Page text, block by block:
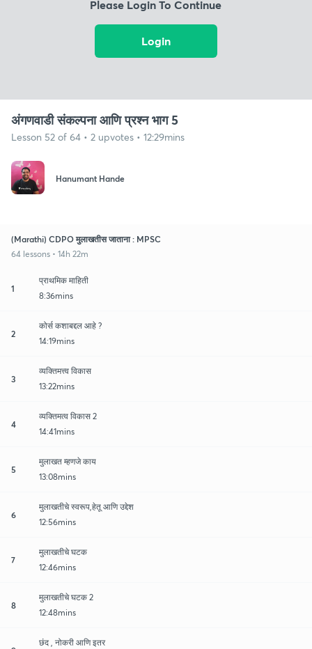
Please Login To Continue
Login
अंगणवाडी संकल्पना आणि प्रश्न भाग 5
Lesson 52 of 64 • 2 upvotes • 12:29mins
Hanumant Hande
(Marathi) CDPO मुलाखतीस जाताना : MPSC
64 lessons • 14h 22m
1
प्राथमिक माहिती
8:36mins
2
कोर्स कशाबद्दल आहे ?
14:19mins
3
व्यक्तिमत्त्व विकास
13:22mins
4
व्यक्तिमत्व विकास 2
14:41mins
5
मुलाखत म्हणजे काय
13:08mins
6
मुलाखतीचे स्वरूप,हेतू आणि उद्देश
12:56mins
7
मुलाखतीचे घटक
12:46mins
8
मुलाखतीचे घटक 2
12:48mins
छंद , नोकरी आणि इतर